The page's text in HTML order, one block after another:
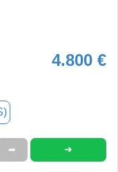
4.800 €
➦ ➜